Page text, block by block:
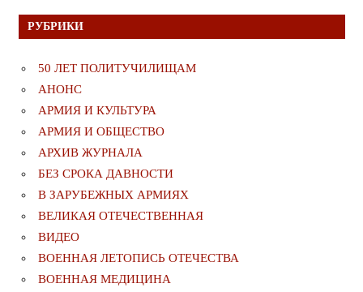
РУБРИКИ
50 ЛЕТ ПОЛИТУЧИЛИЩАМ
АНОНС
АРМИЯ И КУЛЬТУРА
АРМИЯ И ОБЩЕСТВО
АРХИВ ЖУРНАЛА
БЕЗ СРОКА ДАВНОСТИ
В ЗАРУБЕЖНЫХ АРМИЯХ
ВЕЛИКАЯ ОТЕЧЕСТВЕННАЯ
ВИДЕО
ВОЕННАЯ ЛЕТОПИСЬ ОТЕЧЕСТВА
ВОЕННАЯ МЕДИЦИНА